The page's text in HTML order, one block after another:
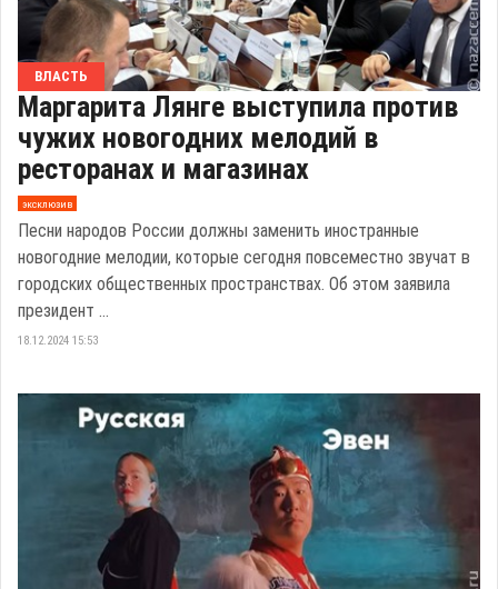
ВЛАСТЬ
Маргарита Лянге выступила против
чужих новогодних мелодий в
ресторанах и магазинах
эксклюзив
Песни народов России должны заменить иностранные
новогодние мелодии, которые сегодня повсеместно звучат в
городских общественных пространствах. Об этом заявила
президент ...
18.12.2024 15:53